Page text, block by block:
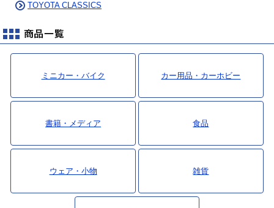
TOYOTA CLASSICS
ミニカー・バイク カー用品・カーホビー
書籍・メディア 食品
ウェア・小物 雑貨